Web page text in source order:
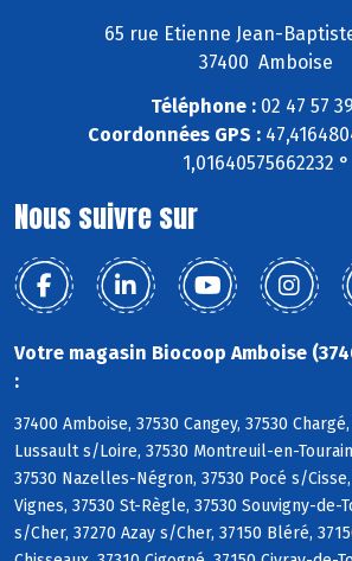
65 rue Etienne Jean-
37400 Amboise
Téléphone : 02 47 57
Coordonnées GPS :
1,01640575662232 °
Nous suivre sur
Votre magasin Biocoop Amboise
:
37400 Amboise, 37530 Cangey, 37530
Lussault s/Loire, 37530 Montreuil-en-
37530 Nazelles-Négron, 37530 Pocé s/
Vignes, 37530 St-Règle, 37530 Souvigny-de-
s/Cher, 37270 Azay s/Cher, 37150 Bléré,